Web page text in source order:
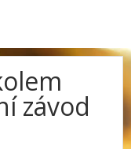
závod